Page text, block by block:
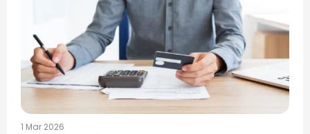
1 Mar 2026